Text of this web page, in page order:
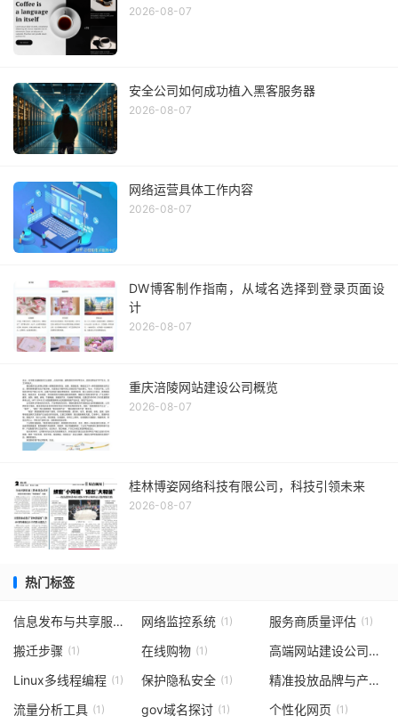
2026-08-07
安全公司如何成功植入黑客服务器
2026-08-07
网络运营具体工作内容
2026-08-07
DW博客制作指南，从域名选择到登录页面设
计
2026-08-07
重庆涪陵网站建设公司概览
2026-08-07
桂林博姿网络科技有限公司，科技引领未来
2026-08-07
热门标签
信息发布与共享服务 网络监控系统 (1) 服务商质量评估 (1)
搬迁步骤 (1) 在线购物 (1)
高端网站建设公司选择标准
Linux多线程编程 (1) 保护隐私安全 (1) 精准投放品牌与产品词
流量分析工具 (1) gov域名探讨 (1) 个性化网页 (1)